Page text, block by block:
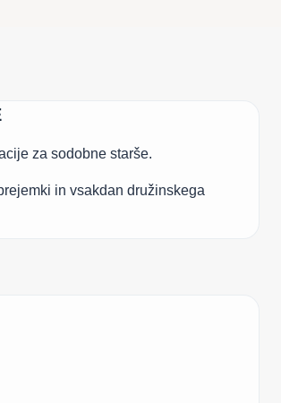
za sodobne starše.
in vsakdan družinskega